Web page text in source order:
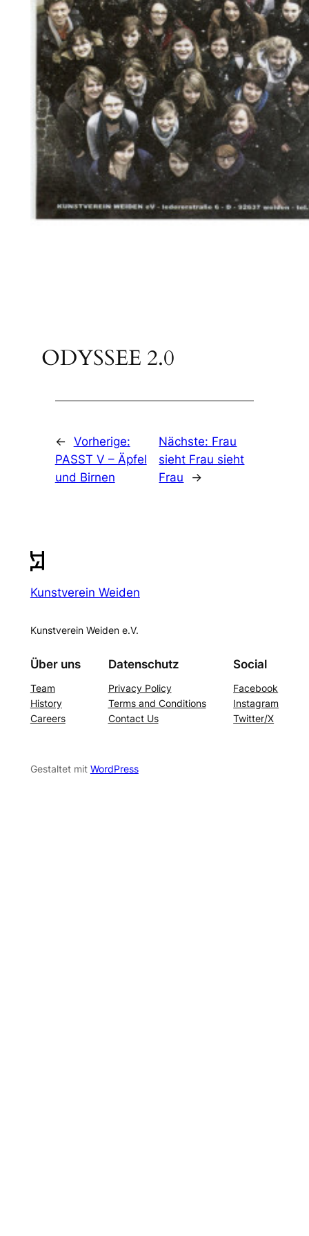
ODYSSEE 2.0
← Vorherige:
PASST V – Äpfel
und Birnen
Nächste: Frau
sieht Frau sieht
Frau
→
Kunstverein Weiden
Kunstverein Weiden e.V.
Über uns
Team
History
Careers
Datenschutz
Privacy Policy
Terms and Conditions
Contact Us
Social
Facebook
Instagram
Twitter/X
Gestaltet mit WordPress